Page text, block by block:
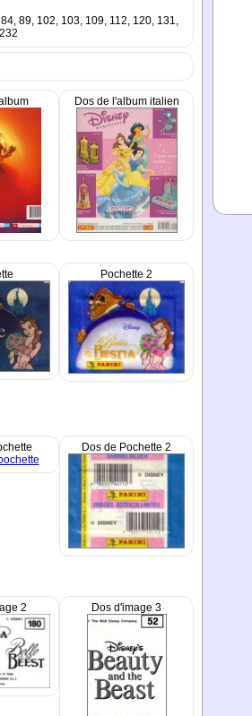
89, 102, 103, 109, 112, 120, 131,
Dos de l'album italien
Pochette 2
Dos de Pochette 2
2 Dos d'image 3